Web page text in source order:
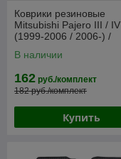
Коврики резиновые
Mitsubishi Pajero III / IV
(1999-2006 / 2006-) /
В наличии
162 руб./комплект
182 руб./комплект
Купить